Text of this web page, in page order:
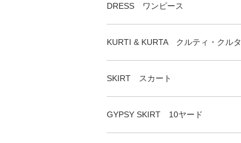
DRESS ワンピース
KURTI & KURTA クルティ・クルタ
SKIRT スカート
GYPSY SKIRT 10ヤード